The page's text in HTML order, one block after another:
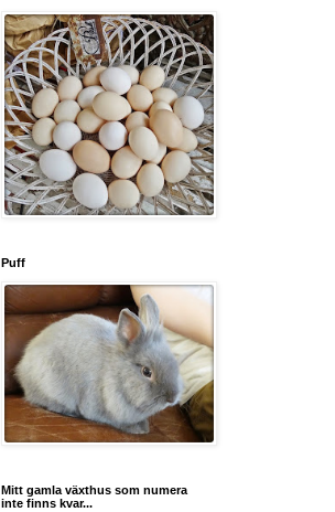
Puff
Mitt gamla växthus som numera
inte finns kvar...